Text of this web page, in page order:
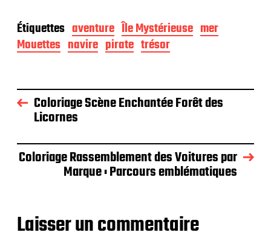
Étiquettes aventure Île Mystérieuse mer
Mouettes navire pirate trésor
Coloriage Scène Enchantée Forêt des
Licornes
Coloriage Rassemblement des Voitures par
Marque : Parcours emblématiques
Laisser un commentaire